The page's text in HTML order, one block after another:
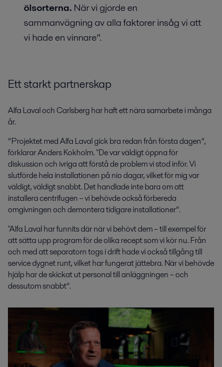
ölsorterna. När vi gjorde en
sammanvägning av alla faktorer insåg vi att
vi hade en vinnare”.
Ett starkt partnerskap
Alfa Laval och Carlsberg har haft ett nära samarbete i många
år.
”Projektet med Alfa Laval gick bra redan från första dagen”,
förklarar Anders Kokholm. "De var väldigt öppna för
diskussion och ivriga att förstå de problem vi stod inför. Vi
slutförde hela installationen på nio dagar, vilket för mig var
väldigt, väldigt snabbt. Det handlade inte bara om att
installera centrifugen – vi behövde också förbereda
omgivningen och demontera tidigare installationer”.
"Alfa Laval har funnits där när vi behövt dem – till exempel för
att sätta upp program för de olika recept som vi kör nu. Från
och med att separatorn togs i drift hade vi också tillgång till
service dygnet runt, vilket har fungerat jättebra. När vi behövde
hjälp har de skickat ut personal till anläggningen – och
dessutom snabbt”.